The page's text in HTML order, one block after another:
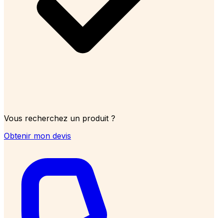
Vous recherchez un produit ?
Obtenir mon devis